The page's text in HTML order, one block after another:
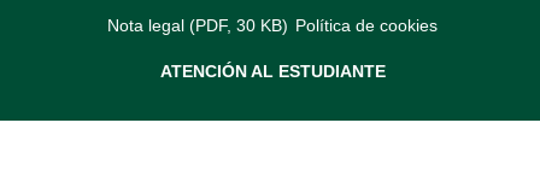
Nota legal (PDF, 30 KB) Política de cookies
ATENCIÓN AL ESTUDIANTE